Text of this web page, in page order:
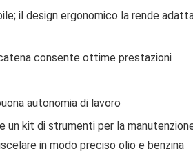
il design ergonomico la rende
consente ottime prestazioni
autonomia di lavoro
kit di strumenti per la
in modo preciso olio e benzina